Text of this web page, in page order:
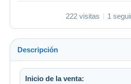
222 visitas 1
Descripción
Inicio de la venta: